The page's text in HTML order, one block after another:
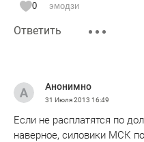
0 эмодзи
Ответить
Анонимно
31 Июля 2013 16:49
Если не расплатятся по
наверное, силовики МСК